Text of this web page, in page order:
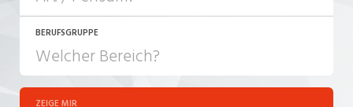
JOB-TYP
Festanstellung
BERUFSGRUPPE
ZEIGE MIR